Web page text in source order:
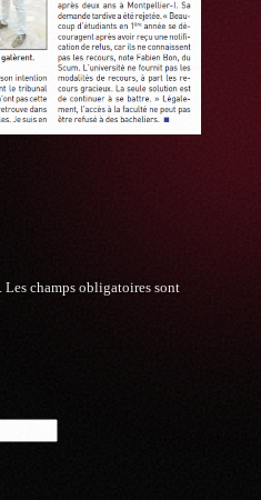
Les champs obligatoires sont